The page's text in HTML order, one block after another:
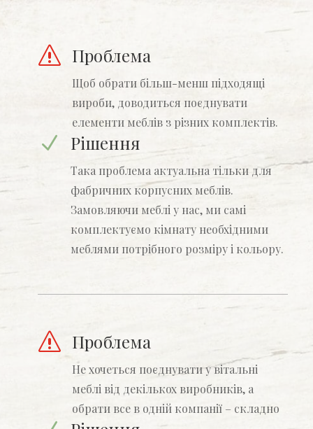
s Проблема
Щоб обрати більш-менш підходящі
вироби, доводиться поєднувати
елементи меблів з різних комплектів.
N Рішення
Така проблема актуальна тільки для
фабричних корпусних меблів.
Замовляючи меблі у нас, ми самі
комплектуємо кімнату необхідними
меблями потрібного розміру і кольору.
s Проблема
Не хочеться поєднувати у вітальні
меблі від декількох виробників, а
обрати все в одній компанії – складно